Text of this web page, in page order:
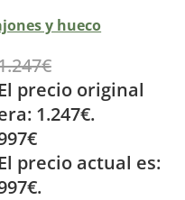
y hueco
€
precio original
1.247€.
€
precio actual es: